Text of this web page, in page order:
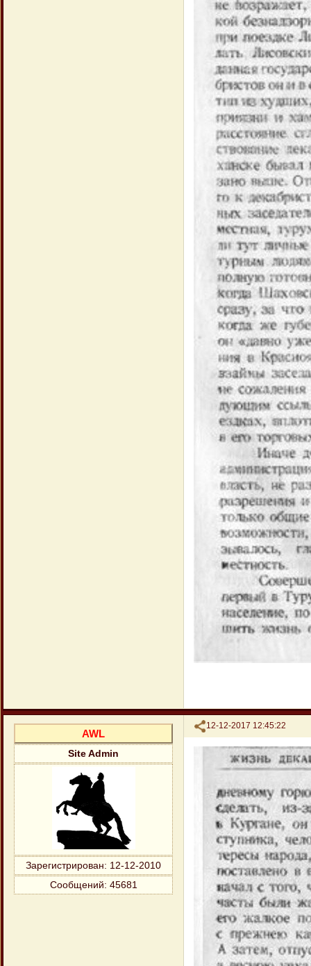
Поделиться
12-12-2017 12:45:22
AWL
Site Admin
Зарегистрирован: 12-12-2010
Сообщений: 45681